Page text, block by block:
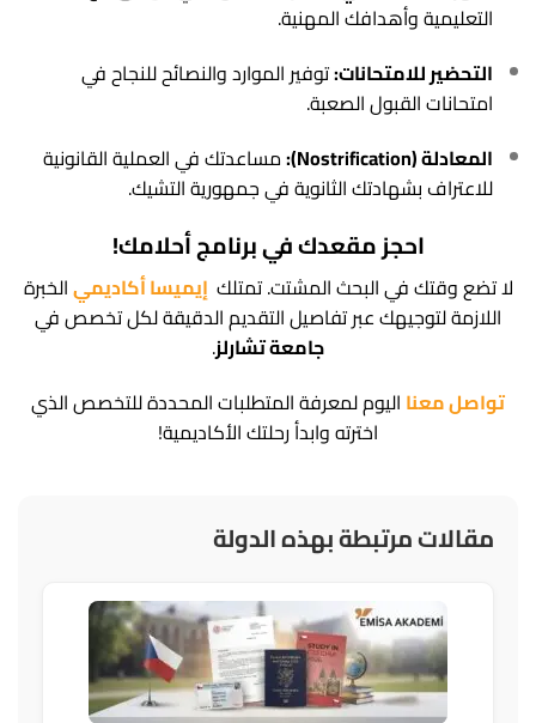
التعليمية وأهدافك المهنية.
التحضير للامتحانات:توفير الموارد والنصائح للنجاح في
امتحانات القبول الصعبة.
المعادلة (Nostrification):
مساعدتك في العملية القانونية
للاعتراف بشهادتك الثانوية في جمهورية التشيك.
احجز مقعدك في برنامج أحلامك!
لا تضع وقتك في البحث المشتت. تمتلك إيميسا أكاديميالخبرة
اللازمة لتوجيهك عبر تفاصيل التقديم الدقيقة لكل تخصص في
جامعة تشارلز.
تواصل معنا اليوم لمعرفة المتطلبات المحددة للتخصص الذي
اخترته وابدأ رحلتك الأكاديمية!
مقالات مرتبطة بهذه الدولة